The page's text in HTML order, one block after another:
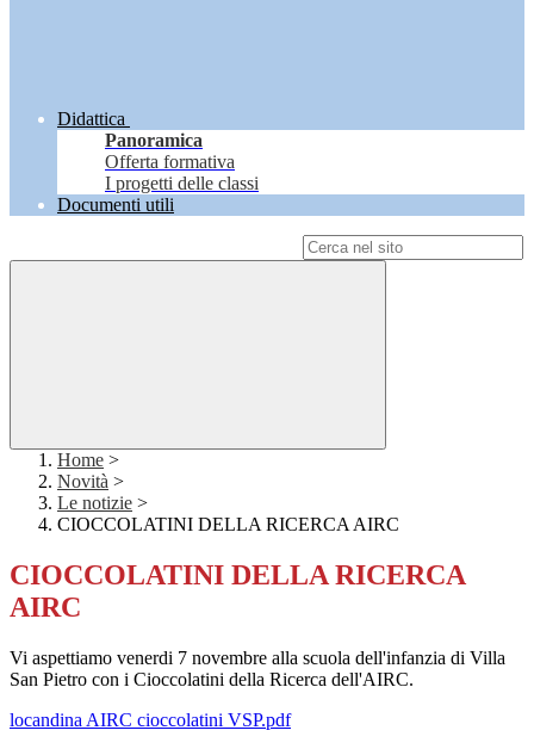
Didattica
Panoramica
Offerta formativa
I progetti delle classi
Documenti utili
Home >
Novità >
Le notizie >
CIOCCOLATINI DELLA RICERCA AIRC
CIOCCOLATINI DELLA RICERCA
AIRC
Vi aspettiamo venerdi 7 novembre alla scuola dell'infanzia di Villa
San Pietro con i Cioccolatini della Ricerca dell'AIRC.
locandina AIRC cioccolatini VSP.pdf